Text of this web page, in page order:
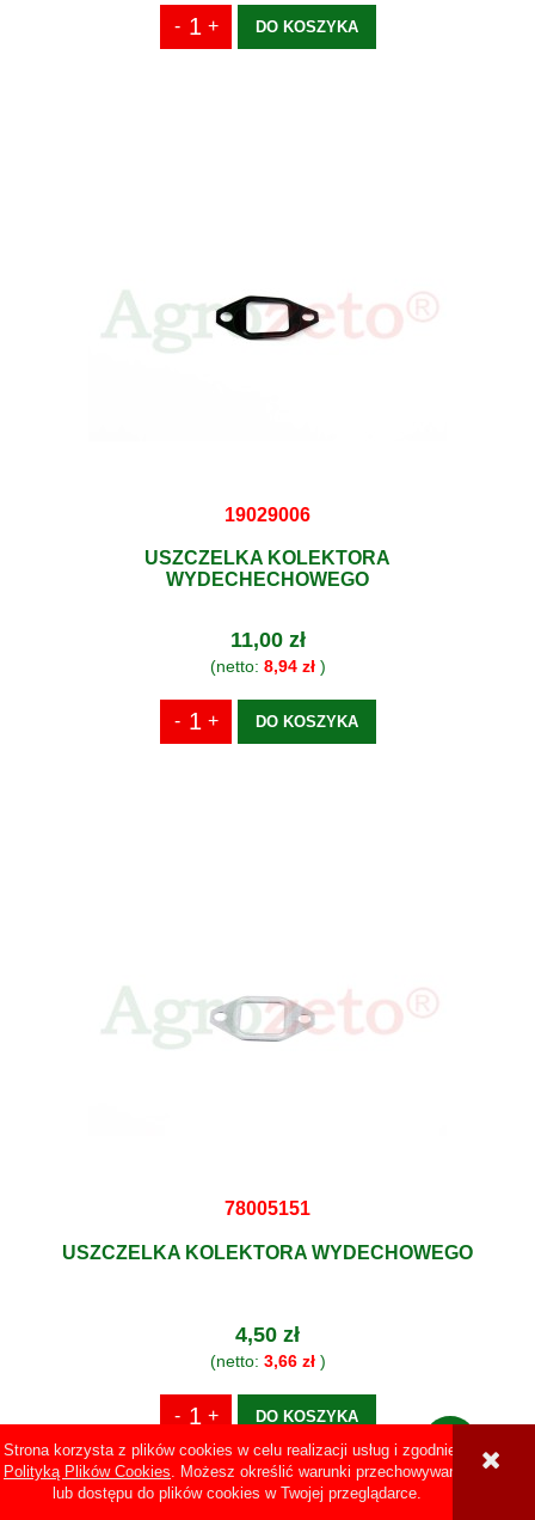
Strona korzysta z plików cookies w celu realizacji usług i zgodnie z
Polityką Plików Cookies. Możesz określić warunki przechowywania
lub dostępu do plików cookies w Twojej przeglądarce.
DO KOSZYKA
19029006
USZCZELKA KOLEKTORA
WYDECHECHOWEGO
11,00 zł
(netto: 8,94 zł)
DO KOSZYKA
78005151
USZCZELKA KOLEKTORA WYDECHOWEGO
4,50 zł
(netto: 3,66 zł)
DO KOSZYKA